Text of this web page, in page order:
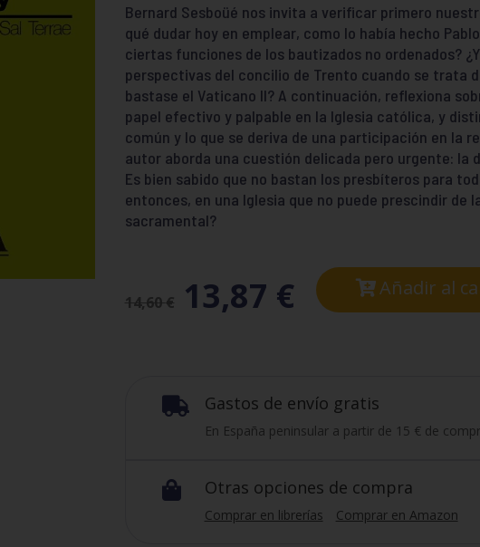
Bernard Sesboüé nos invita a verificar primero
qué dudar hoy en emplear, como lo había hecho
ciertas funciones de los bautizados no ordenados?
perspectivas del concilio de Trento cuando se trata
bastase el Vaticano II? A continuación, reflexiona
papel efectivo y palpable en la Iglesia católica, y
común y lo que se deriva de una participación en la
autor aborda una cuestión delicada pero urgente: la
Es bien sabido que no bastan los presbíteros para
entonces, en una Iglesia que no puede prescindir de
sacramental?
14,60€ 13,87 € Añadir al
 Gastos de envío gratis
En España peninsular a partir de 15 € de
 Otras opciones de compra
Comprar en librerías Comprar en Amazon